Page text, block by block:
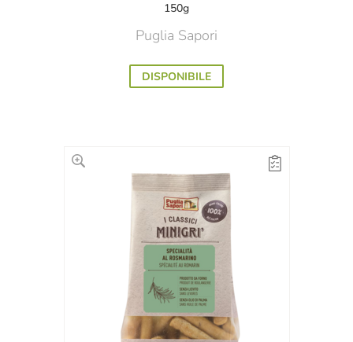
150g
Puglia Sapori
DISPONIBILE